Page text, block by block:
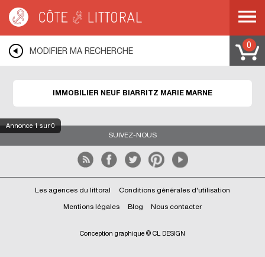
MODIFIER MA RECHERCHE
0
Annonce1sur 0
IMMOBILIER NEUF BIARRITZ MARIE MARNE
SUIVEZ-NOUS
Les agences du littoral Conditions générales d'utilisation
Mentions légales Blog Nous contacter
Conception graphique © CL DESIGN